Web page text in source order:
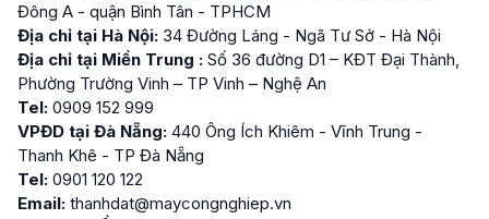
Đông A - quận Bình Tân - TPHCM
Địa chỉ tại Hà Nội: 34 Đường Láng - Ngã Tư Sở - Hà Nội
Địa chỉ tại Miền Trung : Số 36 đường D1 – KĐT Đại Thành,
Phường Trường Vinh – TP Vinh – Nghệ An
Tel: 0909 152 999
VPĐD tại Đà Nẵng: 440 Ông Ích Khiêm - Vĩnh Trung -
Thanh Khê - TP Đà Nẵng
Tel: 0901 120 122
Email: thanhdat@maycongnghiep.vn